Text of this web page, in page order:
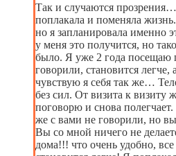
Так и случаются
поплакала и поменяла
но я запланировала именно
у меня это получится, но
было. Я уже 2 года посещаю
говорили, становится легче,
чувствую я себя так же…
без сил. От визита к визиту
поговорю и снова
же с вами не говорили, но вы
Вы со мной ничего не
дома!!! что очень удобно,